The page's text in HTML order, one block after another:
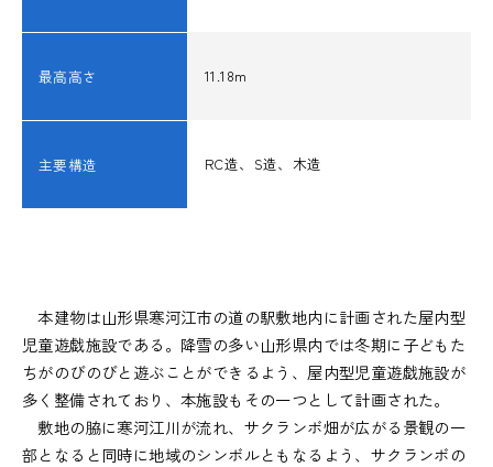
最高高さ 11.18m
主要構造 RC造、S造、木造
本建物は山形県寒河江市の道の駅敷地内に計画された屋内型
児童遊戯施設である。降雪の多い山形県内では冬期に子どもた
ちがのびのびと遊ぶことができるよう、屋内型児童遊戯施設が
多く整備されており、本施設もその一つとして計画された。
敷地の脇に寒河江川が流れ、サクランボ畑が広がる景観の一
部となると同時に地域のシンボルともなるよう、サクランボの